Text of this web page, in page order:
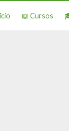
📖 Cursos